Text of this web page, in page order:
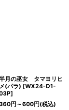
月の巫女 タマヨリヒ
メ(パラ) [WX24-D1-
]
円 ～600円(税込)